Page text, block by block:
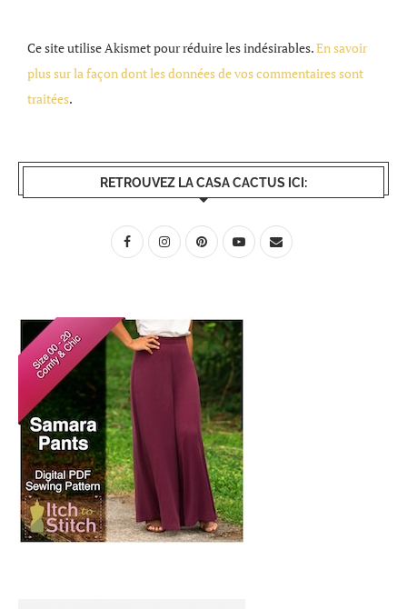
Ce site utilise Akismet pour réduire les indésirables.En savoir
plus sur la façon dont les données de vos commentaires sont
traitées.
RETROUVEZ LA CASA CACTUS ICI: